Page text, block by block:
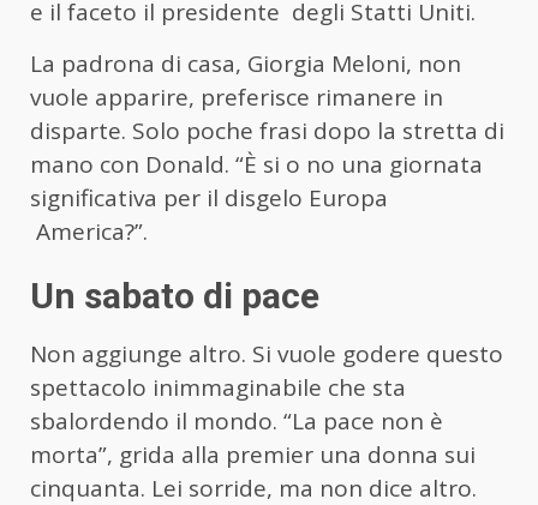
e il faceto il presidente degli Statti Uniti.
La padrona di casa, Giorgia Meloni, non
vuole apparire, preferisce rimanere in
disparte. Solo poche frasi dopo la stretta di
mano con Donald. “È si o no una giornata
significativa per il disgelo Europa
America?”.
Un sabato di pace
Non aggiunge altro. Si vuole godere questo
spettacolo inimmaginabile che sta
sbalordendo il mondo. “La pace non è
morta”, grida alla premier una donna sui
cinquanta. Lei sorride, ma non dice altro.